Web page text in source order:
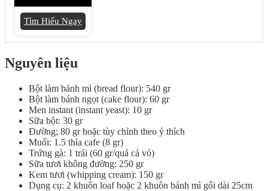
Tìm Hiểu Ngay
Nguyên liệu
Bột làm bánh mì (bread flour): 540 gr
Bột làm bánh ngọt (cake flour): 60 gr
Men instant (instant yeast): 10 gr
Sữa bột: 30 gr
Đường; 80 gr hoặc tùy chỉnh theo ý thích
Muối: 1.5 thìa cafe (8 gr)
Trứng gà: 1 trái (60 gr/quả cả vỏ)
Sữa tươi không đường: 250 gr
Kem tươi (whipping cream): 150 gr
Dụng cụ: 2 khuôn loaf hoặc 2 khuôn bánh mì gối dài 25cm